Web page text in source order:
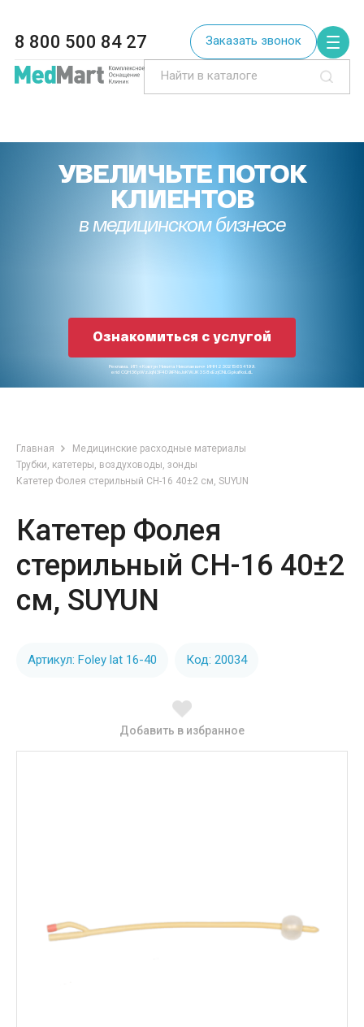
8 800 500 84 27 Заказать звонок
УВЕЛИЧЬТЕ ПОТОК
КЛИЕНТОВ
в медицинском бизнесе
Ознакомиться с услугой
Реклама. ИП «Ковтун Никита Николаевич» ИНН 230215654199.
erid CQH36pWzJqN3F4D9iFNoJoKWJK3S8xEzjCNLGpkafkoLdL
Главная
Медицинские расходные материалы
Трубки, катетеры, воздуховоды, зонды
Катетер Фолея стерильный СН-16 40±2 см, SUYUN
Катетер Фолея
стерильный СН-16 40±2
см, SUYUN
Артикул: Foley lat 16-40 Код: 20034
Добавить в избранное